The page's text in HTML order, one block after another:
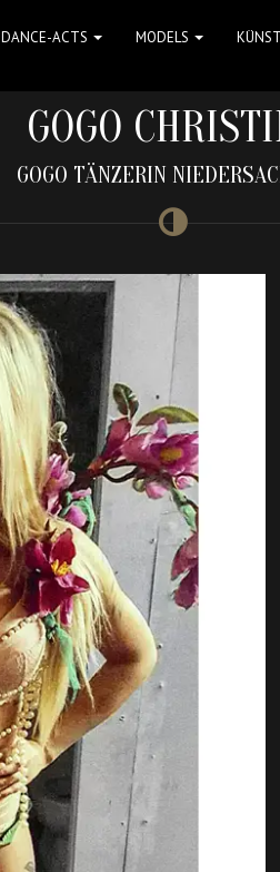
DANCE-ACTS MODELS
GOGO
GOGO TÄNZERIN